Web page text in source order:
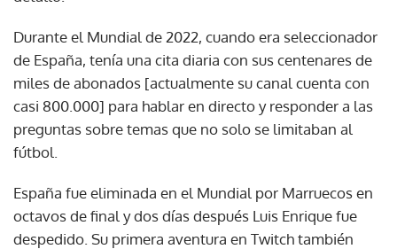
Durante el Mundial de 2022, cuando era seleccionador
de España, tenía una cita diaria con sus centenares de
miles de abonados [actualmente su canal cuenta con
casi 800.000] para hablar en directo y responder a las
preguntas sobre temas que no solo se limitaban al
fútbol.
España fue eliminada en el Mundial por Marruecos en
octavos de final y dos días después Luis Enrique fue
despedido. Su primera aventura en Twitch también